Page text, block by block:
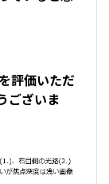
評価いただ
ございま